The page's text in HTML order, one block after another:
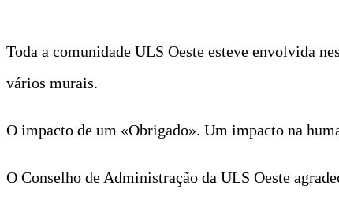
Toda a comunidade ULS Oeste esteve envolvida
vários murais.
O impacto de um «Obrigado». Um impacto na
O Conselho de Administração da ULS Oeste